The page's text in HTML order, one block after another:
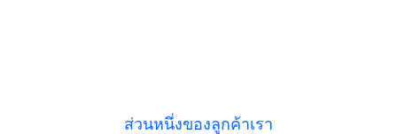
ส่วนหนึ่งของลูกค้าเรา